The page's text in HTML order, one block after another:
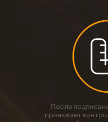
После
приезжает